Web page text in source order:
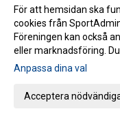
Nu förstärker vi laget
Akademichef till Husqvarna
[HFF 30 ÅR] Bubbel i gråa
[HFF 30 år.] Möt
För att hemsidan ska
cookies från
Föreningen kan också
eller marknadsföring.
Anpassa dina val
Acceptera